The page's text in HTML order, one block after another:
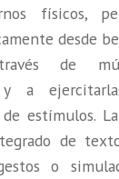
físicos,
desde
de
y a
estímulos.
de
o